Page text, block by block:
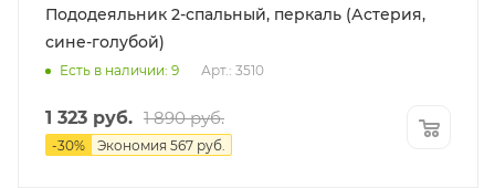
Пододеяльник 2-спальный, перкаль (Астерия,
сине-голубой)
Есть в наличии: 9 Арт.: 3510
1 323 руб. 1 890руб.
-30% Экономия 567 руб.